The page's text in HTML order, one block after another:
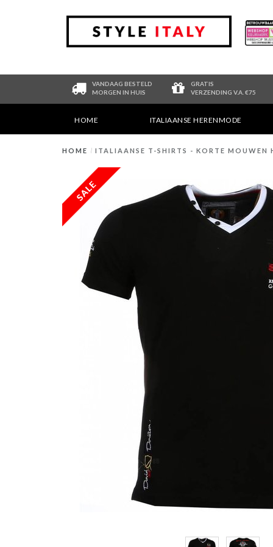
VANDAAG BESTELD
MORGEN IN HUIS
GRATIS
VERZENDING V.A. €75
HOME ITALIAANSE HERENMODE
HOME / ITALIAANSE T-SHIRTS - KORTE MOUWEN